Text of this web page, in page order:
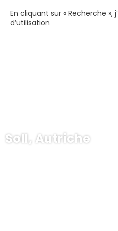
Soll, Autriche
En cliquant sur « Recherche »,
d’utilisation